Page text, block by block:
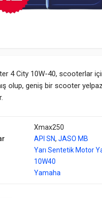
4 City 10W-40, scooterlar
olup, geniş bir scooter
Xmax250
API SN, JASO MB
Yarı Sentetik Motor
10W40
Yamaha